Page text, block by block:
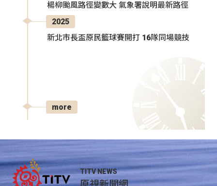
楊柳颱風路徑變數大 氣象署說明最新路徑
2025
新北市長盃原民籃球賽開打 16隊同場競技
more
TITV NEWS